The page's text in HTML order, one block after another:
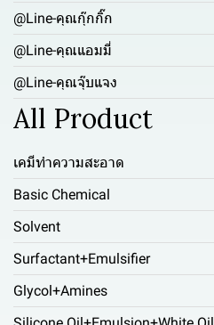
@Line-คุณกุ๊กกิ๊ก
@Line-คุณแอมมี่
@Line-คุณจุ๊บแจง
All Product
เคมีทำความสะอาด
Basic Chemical
Solvent
Surfactant+Emulsifier
Glycol+Amines